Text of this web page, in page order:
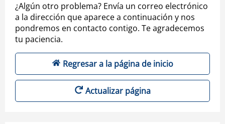
¿Algún otro problema? Envía un correo electrónico
a la dirección que aparece a continuación y nos
pondremos en contacto contigo. Te agradecemos
tu paciencia.
Regresar a la página de inicio
Actualizar página